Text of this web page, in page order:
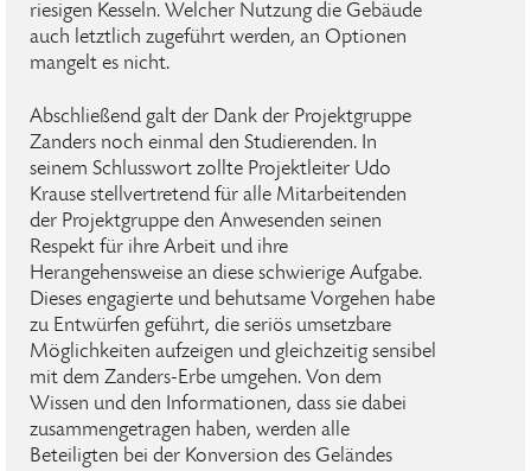
riesigen Kesseln. Welcher Nutzung die Gebäude
auch letztlich zugeführt werden, an Optionen
mangelt es nicht.
Abschließend galt der Dank der Projektgruppe
Zanders noch einmal den Studierenden. In
seinem Schlusswort zollte Projektleiter Udo
Krause stellvertretend für alle Mitarbeitenden
der Projektgruppe den Anwesenden seinen
Respekt für ihre Arbeit und ihre
Herangehensweise an diese schwierige Aufgabe.
Dieses engagierte und behutsame Vorgehen habe
zu Entwürfen geführt, die seriös umsetzbare
Möglichkeiten aufzeigen und gleichzeitig sensibel
mit dem Zanders-Erbe umgehen. Von dem
Wissen und den Informationen, dass sie dabei
zusammengetragen haben, werden alle
Beteiligten bei der Konversion des Geländes